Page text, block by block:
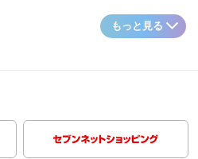
もっと見る